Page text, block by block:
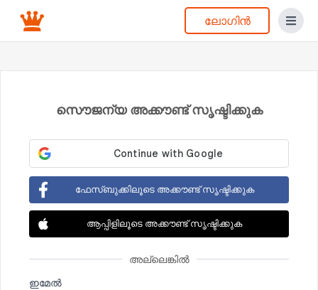
ലോഗിൻ
സൌജന്യ അക്കൗണ്ട് സൃഷ്ടിക്കുക
ഫേസ്ബുക്കിലൂടെ അക്കൗണ്ട് സൃഷ്ടിക്കുക
ആപ്പിളിലൂടെ അക്കൗണ്ട് സൃഷ്ടിക്കുക
അല്ലെങ്കിൽ
ഇമേല്‍